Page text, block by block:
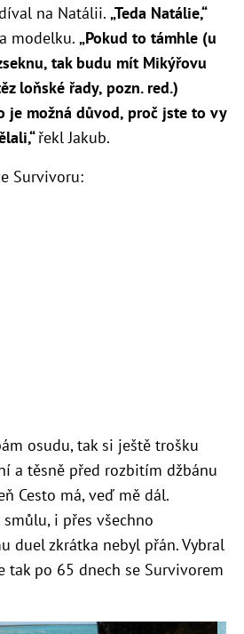
na Natálii. „Teda Natálie,“
modelku. „Pokud to támhle (u
tak budu mít Mikýřovu
loňské řady, pozn. red.)
je možná důvod, proč jste to vy
řekl Jakub.
Survivoru:
osudu, tak si ještě trošku
a těsně před rozbitím džbánu
Cesto má, veď mě dál.
i přes všechno
duel zkrátka nebyl přán. Vybral
tak po 65 dnech se Survivorem